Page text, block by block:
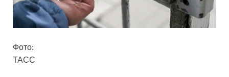
Фото:
ТАСС